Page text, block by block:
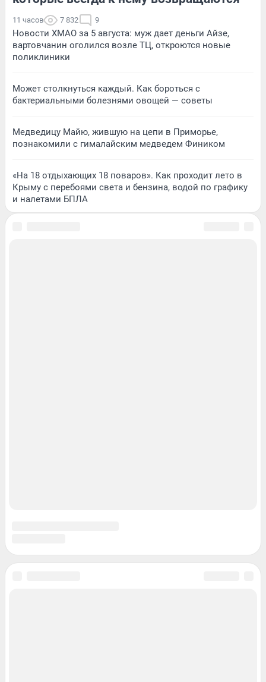
11 часов 7 832 9
Новости ХМАО за 5 августа: муж дает деньги Айзе,
вартовчанин оголился возле ТЦ, откроются новые
поликлиники
Может столкнуться каждый. Как бороться с
бактериальными болезнями овощей — советы
Медведицу Майю, жившую на цепи в Приморье,
познакомили с гималайским медведем Фиником
«На 18 отдыхающих 18 поваров». Как проходит лето в
Крыму с перебоями света и бензина, водой по графику
и налетами БПЛА